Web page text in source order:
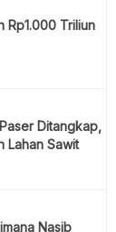
Rp1.000 Triliun
Ditangkap,
Lahan Sawit
Nasib